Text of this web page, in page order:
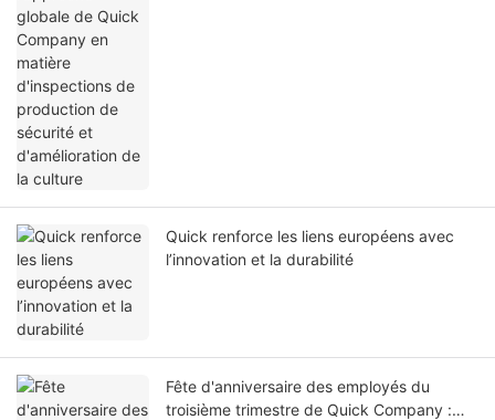
Quick renforce les liens européens avec
l’innovation et la durabilité
Fête d'anniversaire des employés du
troisième trimestre de Quick Company :